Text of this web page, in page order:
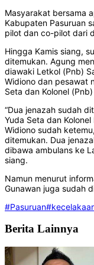
Masyarakat bersama
Kabupaten Pasuruan
pilot dan co-pilot dari
Hingga Kamis siang,
ditemukan. Agung
diawaki Letkol (Pnb)
Widiono dan pesawat
Seta dan Kolonel
“Dua jenazah sudah
Yuda Seta dan
Widiono sudah
ditemukan. Dua
dibawa ambulans ke
siang.
Namun menurut
Gunawan juga sudah
#Pasuruan
Berita Lainnya